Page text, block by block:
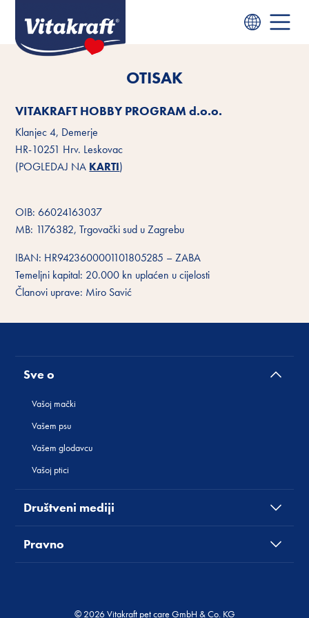
OTISAK
VITAKRAFT HOBBY PROGRAM d.o.o.
Klanjec 4, Demerje
HR-10251 Hrv. Leskovac
(POGLEDAJ NA KARTI)
OIB: 66024163037
MB: 1176382, Trgovački sud u Zagrebu
IBAN: HR9423600001101805285 – ZABA
Temeljni kapital: 20.000 kn uplaćen u cijelosti
Članovi uprave: Miro Savić
Sve o
Vašoj mački
Vašem psu
Vašem glodavcu
Vašoj ptici
Društveni mediji
Pravno
© 2026 Vitakraft pet care GmbH & Co. KG